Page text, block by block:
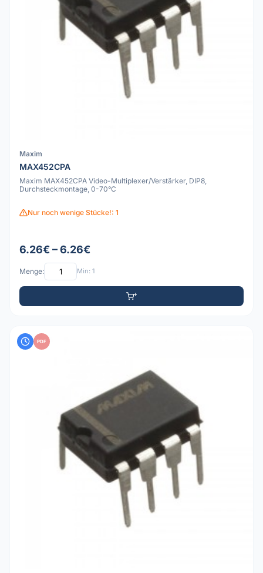
Maxim
MAX452CPA
Maxim MAX452CPA Video-Multiplexer/Verstärker, DIP8,
Durchsteckmontage, 0-70°C
Nur noch wenige Stücke!: 1
6.26€ – 6.26€
Menge: Min: 1
PDF